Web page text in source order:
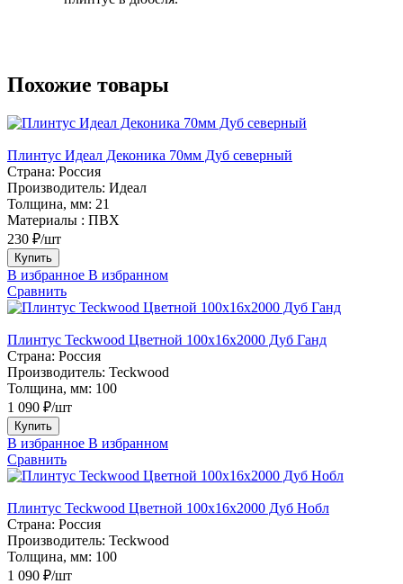
Похожие товары
Плинтус Идеал Деконика 70мм Дуб северный
Страна: Россия
Производитель: Идеал
Толщина, мм: 21
Материалы : ПВХ
230 ₽/шт
Купить
В избранное В избранном
Сравнить
Плинтус Teckwood Цветной 100x16х2000 Дуб Ганд
Страна: Россия
Производитель: Teckwood
Толщина, мм: 100
1 090 ₽/шт
Купить
В избранное В избранном
Сравнить
Плинтус Teckwood Цветной 100x16х2000 Дуб Нобл
Страна: Россия
Производитель: Teckwood
Толщина, мм: 100
1 090 ₽/шт